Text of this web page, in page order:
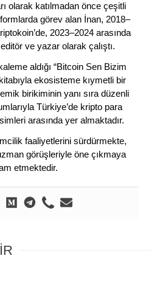
olarak katılmadan önce çeşitli
görev alan İnan, 2018–
2023–2024 arasında
ve yazar olarak çalıştı.
aldığı “Bitcoin Sen Bizim
ekosisteme kıymetli bir
birikiminin yanı sıra düzenli
Türkiye’de kripto para
arasında yer almaktadır.
faaliyetlerini sürdürmekte,
görüşleriyle öne çıkmaya
etmektedir.